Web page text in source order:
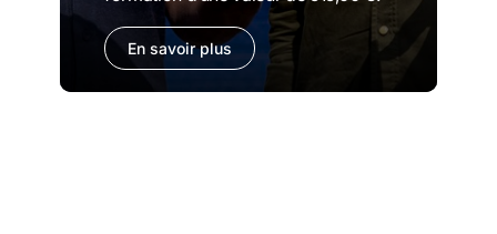
En savoir plus